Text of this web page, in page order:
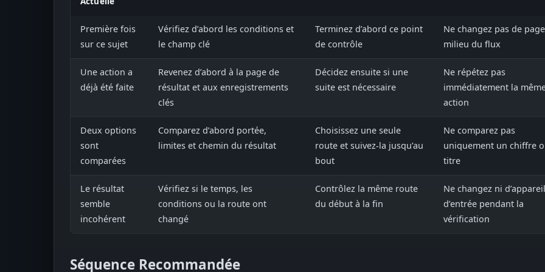
Première fois
sur ce sujet
Vérifiez d’abord les conditions et
le champ clé
Terminez d’abord ce point
de contrôle
Ne changez pas de
milieu du flux
Une action a
déjà été faite
Revenez d’abord à la page de
résultat et aux enregistrements
clés
Décidez ensuite si une
suite est nécessaire
Ne répétez pas
immédiatement la
action
Deux options
sont
comparées
Comparez d’abord portée,
limites et chemin du résultat
Choisissez une seule
route et suivez-la jusqu’au
bout
Ne comparez pas
uniquement un chiffre
titre
Le résultat
semble
incohérent
Vérifiez si le temps, les
conditions ou la route ont
changé
Contrôlez la même route
du début à la fin
Ne changez ni
d’entrée pendant la
vérification
Séquence Recommandée